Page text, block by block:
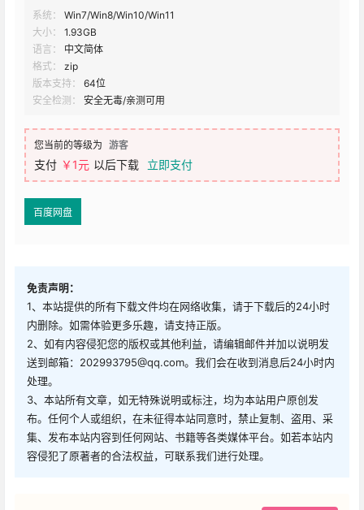
系统：
Win7/Win8/Win10/Win11
大小：
1.93GB
语言：
中文简体
格式：
zip
版本支持：
64位
安全检测：
安全无毒/亲测可用
您当前的等级为 游客
支付 ￥1元 以后下载 立即支付
百度网盘
免责声明：
1、本站提供的所有下载文件均在网络收集，请于下载后的24小时
内删除。如需体验更多乐趣，请支持正版。
2、如有内容侵犯您的版权或其他利益，请编辑邮件并加以说明发
送到邮箱：202993795@qq.com。我们会在收到消息后24小时内
处理。
3、本站所有文章，如无特殊说明或标注，均为本站用户原创发
布。任何个人或组织，在未征得本站同意时，禁止复制、盗用、采
集、发布本站内容到任何网站、书籍等各类媒体平台。如若本站内
容侵犯了原著者的合法权益，可联系我们进行处理。